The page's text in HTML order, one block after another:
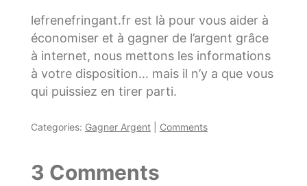
lefrenefringant.fr est là pour vous aider à
économiser et à gagner de l’argent grâce
à internet, nous mettons les informations
à votre disposition… mais il n’y a que vous
qui puissiez en tirer parti.
Categories: Gagner Argent Comments
3 Comments